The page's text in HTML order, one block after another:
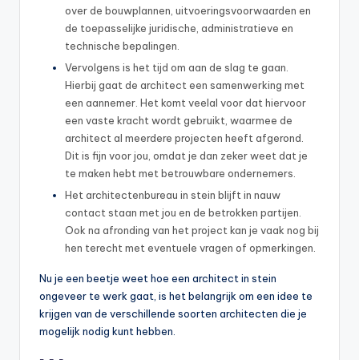
over de bouwplannen, uitvoeringsvoorwaarden en
de toepasselijke juridische, administratieve en
technische bepalingen.
Vervolgens is het tijd om aan de slag te gaan.
Hierbij gaat de architect een samenwerking met
een aannemer. Het komt veelal voor dat hiervoor
een vaste kracht wordt gebruikt, waarmee de
architect al meerdere projecten heeft afgerond.
Dit is fijn voor jou, omdat je dan zeker weet dat je
te maken hebt met betrouwbare ondernemers.
Het architectenbureau in stein blijft in nauw
contact staan met jou en de betrokken partijen.
Ook na afronding van het project kan je vaak nog bij
hen terecht met eventuele vragen of opmerkingen.
Nu je een beetje weet hoe een architect in stein
ongeveer te werk gaat, is het belangrijk om een idee te
krijgen van de verschillende soorten architecten die je
mogelijk nodig kunt hebben.